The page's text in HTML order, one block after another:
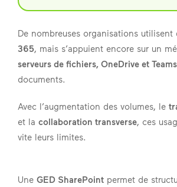
De nombreuses organisations utilisent
365, mais s’appuient encore sur un
serveurs de fichiers, OneDrive et Teams
documents.
Avec l’augmentation des volumes, le
et la collaboration transverse, ces
vite leurs limites.
Une GED SharePoint permet de